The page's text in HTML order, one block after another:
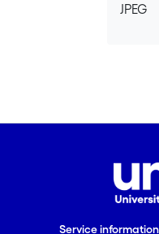
JPEG
Service